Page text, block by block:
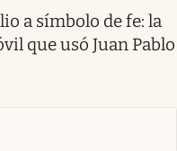
a símbolo de fe: la
que usó Juan Pablo